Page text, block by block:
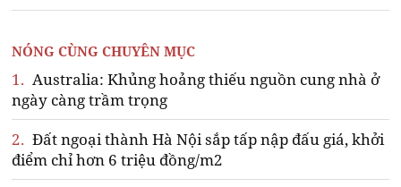
NÓNG CÙNG CHUYÊN MỤC
1. Australia: Khủng hoảng thiếu nguồn cung nhà ở
ngày càng trầm trọng
2. Đất ngoại thành Hà Nội sắp tấp nập đấu giá, khởi
điểm chỉ hơn 6 triệu đồng/m2